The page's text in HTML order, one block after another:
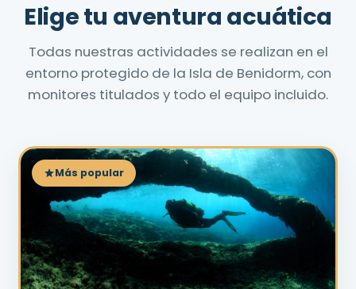
Elige tu aventura acuática
Todas nuestras actividades se realizan en el
entorno protegido de la Isla de Benidorm, con
monitores titulados y todo el equipo incluido.
Más popular